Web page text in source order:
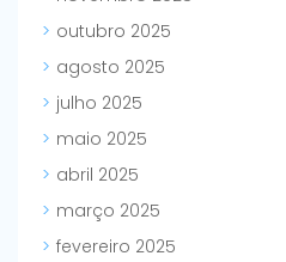
outubro 2025
agosto 2025
julho 2025
maio 2025
abril 2025
março 2025
fevereiro 2025